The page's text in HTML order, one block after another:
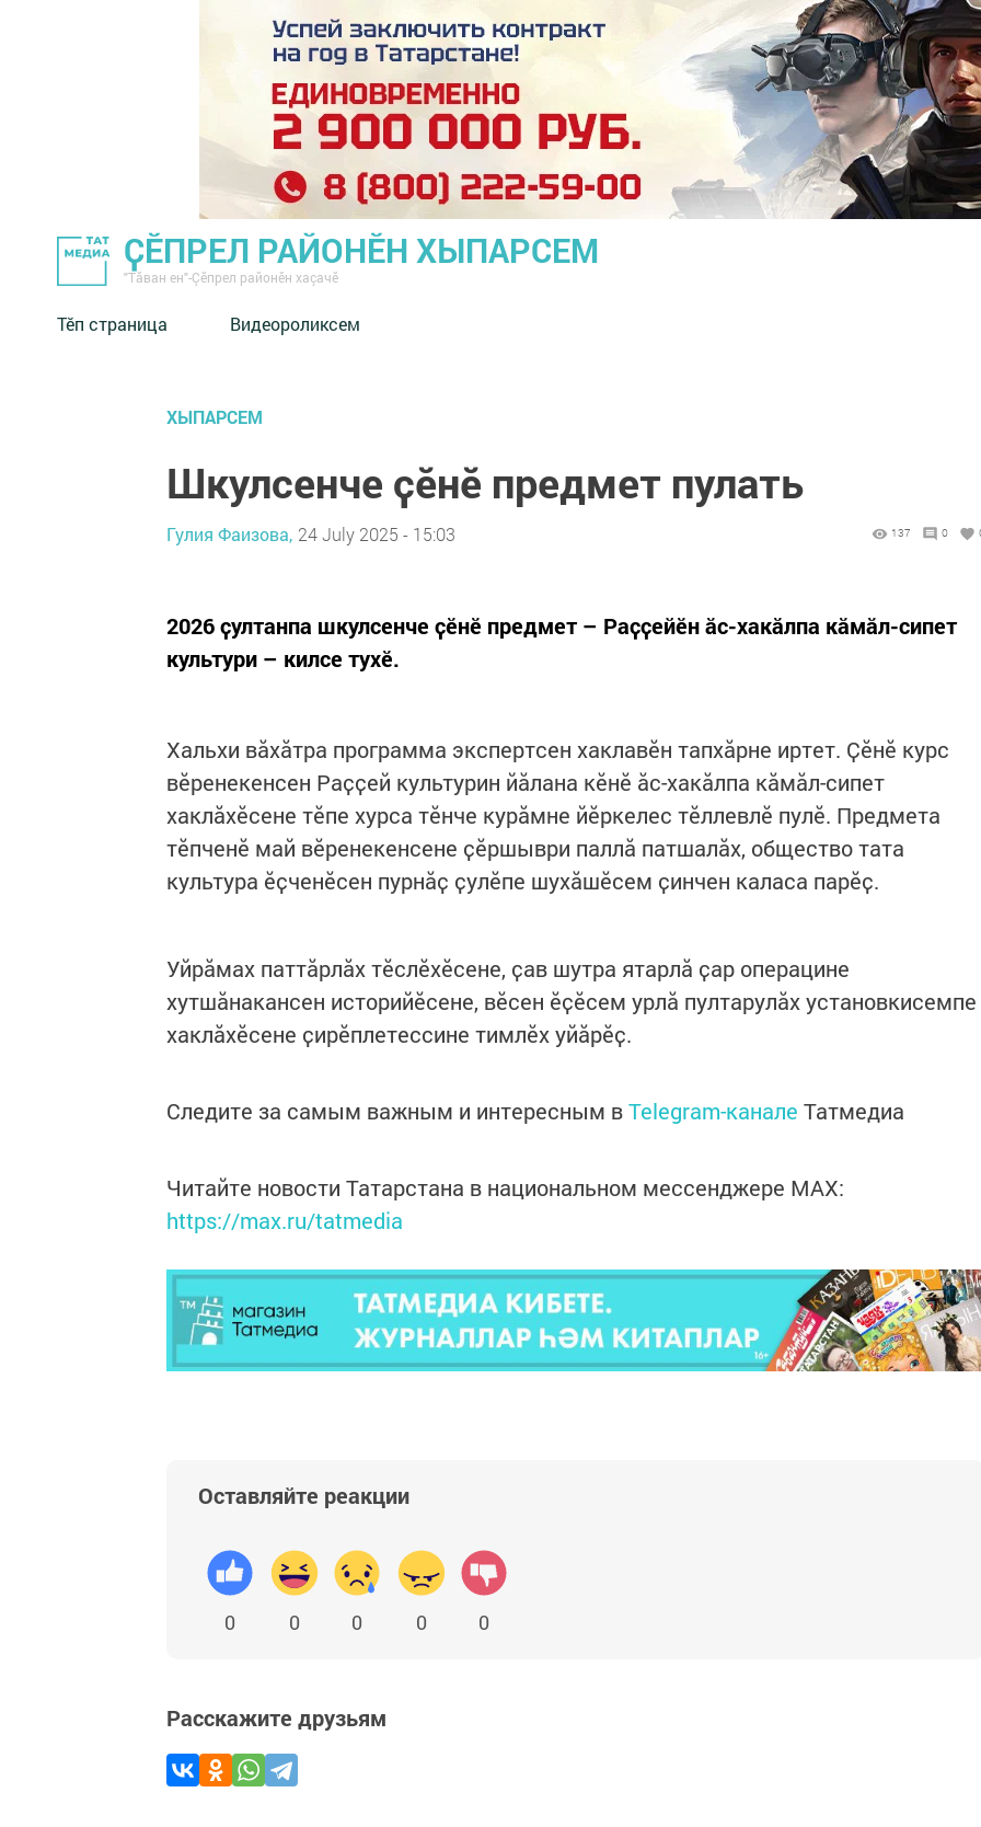
ҪӖПРЕЛ РАЙОНӖН ХЫПАРСЕМ
"Тӑван ен"-Çĕпрел районĕн хаçачӗ
Тӗп страница Видеороликсем
ХЫПАРСЕМ
Шкулсенче ҫӗнӗ предмет пулать
Гулия Фаизова, 24 July 2025 - 15:03 137 0
2026 ҫултанпа шкулсенче ҫӗнӗ предмет – Раҫҫейӗн ӑс-хакӑлпа кӑмӑл-сипет
культури – килсе тухӗ.
Хальхи вӑхӑтра программа экспертсен хаклавӗн тапхӑрне иртет. Ҫӗнӗ курс
вӗренекенсен Раҫҫей культурин йӑлана кӗнӗ ӑс-хакӑлпа кӑмӑл-сипет
хаклӑхӗсене тӗпе хурса тӗнче курӑмне йӗркелес тӗллевлӗ пулӗ. Предмета
тӗпченӗ май вӗренекенсене ҫӗршыври паллӑ патшалӑх, общество тата
культура ӗҫченӗсен пурнӑҫ ҫулӗпе шухӑшӗсем ҫинчен каласа парӗҫ.
Уйрӑмах паттӑрлӑх тӗслӗхӗсене, ҫав шутра ятарлӑ ҫар операцине
хутшӑнакансен историйӗсене, вӗсен ӗҫӗсем урлӑ пултарулӑх установкисемпе
хаклӑхӗсене ҫирӗплетессине тимлӗх уйӑрӗҫ.
Следите за самым важным и интересным вTelegram-канале Татмедиа
Читайте новости Татарстана в национальном мессенджере MАХ:
https://max.ru/tatmedia
Оставляйте реакции
0 0 0 0 0
Расскажите друзьям